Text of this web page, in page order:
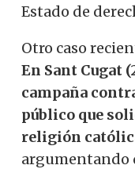
Estado de
Otro caso
En Sant Cugat
campaña
público que
religión
argumentando